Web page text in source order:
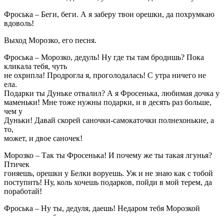
Фроська – Беги, беги. А я заберу твои орешки, да похрумкаю
вдоволь!
Выход Морозко, его песня.
Фроська – Морозко, дедуль! Ну где ты там бродишь? Пока
кликала тебя, чуть
не охрипла! Продрогла я, проголодалась! С утра ничего не
ела.
Подарки ты Дуньке отвалил? А я Фросенька, любимая дочка у
маменьки! Мне тоже нужны подарки, и в десять раз больше,
чем у
Дуньки! Давай скорей саночки-самокаточки полнехонькие, а
то,
может, и двое саночек!
Морозко – Так ты Фросенька! И почему же ты такая лгунья?
Птичек
гоняешь, орешки у Белки воруешь. Уж и не знаю как с тобой
поступить! Ну, коль хочешь подарков, пойди в мой терем, да
поработай!
Фроська – Ну ты, дедуля, даешь! Недаром тебя Морозкой